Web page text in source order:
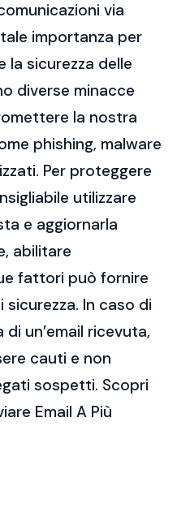
via
importanza per
la sicurezza delle
diverse minacce
la nostra
phishing, malware
Per proteggere
utilizzare
e aggiornarla
abilitare
fattori può fornire
In caso di
un’email ricevuta,
cauti e non
sospetti. Scopri
Email A Più